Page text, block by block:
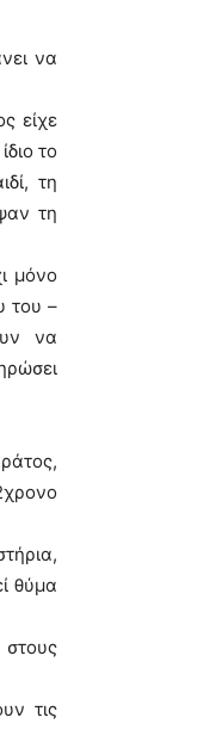
να
είχε
το
τη
τη
μόνο
του –
να
θύμα
τις